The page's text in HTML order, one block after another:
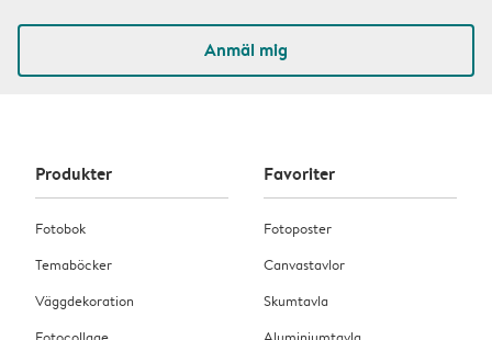
Anmäl mig
Produkter
Fotobok
Temaböcker
Väggdekoration
Favoriter
Fotoposter
Canvastavlor
Skumtavla